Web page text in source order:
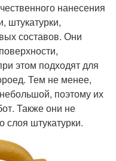
нанесения
штукатурки,
составов. Они
этом подходят для
Тем не менее,
поэтому их
Также они не
слоя штукатурки.